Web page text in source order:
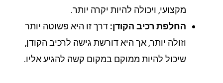
מקצועי, ויכולה להיות יקרה יותר.
החלפת רכיב הקודן: דרך זו היא פשוטה יותר
וזולה יותר, אך היא דורשת גישה לרכיב הקודן,
שיכול להיות ממוקם במקום קשה להגיע אליו.